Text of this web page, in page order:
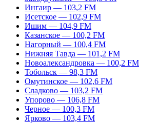
Ингаир — 103,2 FM
Исетское — 102,9 FM
Ишим — 104,9 FM
Казанское — 100,2 FM
Нагорный — 100,4 FM
Нижняя Тавда — 101,2 FM
Новоалександровка — 100,2 FM
Тобольск — 98,3 FM
Омутинское — 102,6 FM
Сладково — 103,2 FM
Упорово — 106,8 FM
Черное — 100,3 FM
Ярково — 103,4 FM